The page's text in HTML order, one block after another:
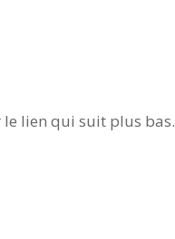
le lien qui suit plus bas.